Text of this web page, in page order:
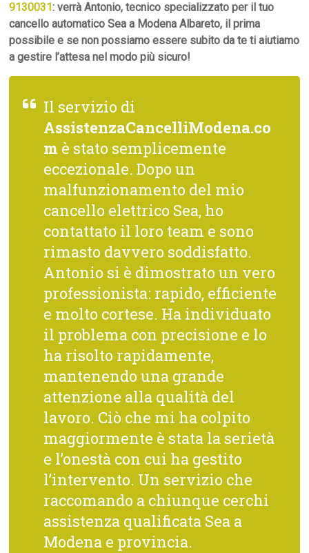
9130031: verrà Antonio, tecnico specializzato per il tuo
cancello automatico Sea a Modena Albareto, il prima
possibile e se non possiamo essere subito da te ti aiutiamo
a gestire l’attesa nel modo più sicuro!
Il servizio di
AssistenzaCancelliModena.co
m è stato semplicemente
eccezionale. Dopo un
malfunzionamento del mio
cancello elettrico Sea, ho
contattato il loro team e sono
rimasto davvero soddisfatto.
Antonio si è dimostrato un vero
professionista: rapido, efficiente
e molto cortese. Ha individuato
il problema con precisione e lo
ha risolto rapidamente,
mantenendo una grande
attenzione alla qualità del
lavoro. Ciò che mi ha colpito
maggiormente è stata la serietà
e l’onestà con cui ha gestito
l’intervento. Un servizio che
raccomando a chiunque cerchi
assistenza qualificata Sea a
Modena e provincia.